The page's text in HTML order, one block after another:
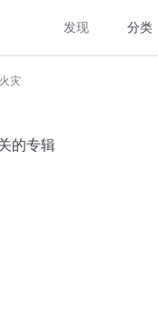
发现 分类
灾
的专辑